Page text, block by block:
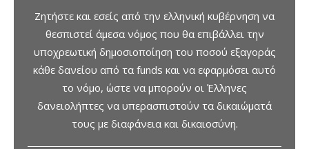
Ζητήστε και εσείς από την ελληνική κυβέρνηση να
θεσπιστεί άμεσα νόμος που θα επιβάλλει την
υποχρεωτική δημοσιοποίηση του ποσού εξαγοράς
κάθε δανείου από τα funds και να εφαρμόσει αυτό
το νόμο, ώστε να μπορούν οι Έλληνες
δανειολήπτες να υπερασπιστούν τα δικαιώματά
τους με διαφάνεια και δικαιοσύνη.